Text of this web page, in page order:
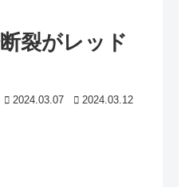
裂がレッド
2024.03.07 2024.03.12